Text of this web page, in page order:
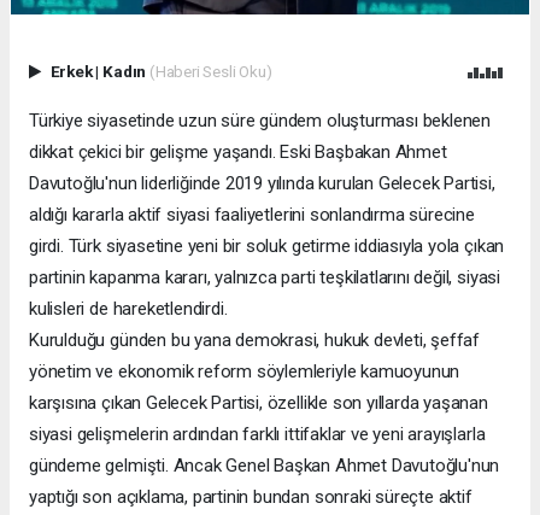
Erkek| Kadın (Haberi Sesli Oku)
Türkiye siyasetinde uzun süre gündem oluşturması beklenen
dikkat çekici bir gelişme yaşandı. Eski Başbakan Ahmet
Davutoğlu'nun liderliğinde 2019 yılında kurulan Gelecek Partisi,
aldığı kararla aktif siyasi faaliyetlerini sonlandırma sürecine
girdi. Türk siyasetine yeni bir soluk getirme iddiasıyla yola çıkan
partinin kapanma kararı, yalnızca parti teşkilatlarını değil, siyasi
kulisleri de hareketlendirdi.
Kurulduğu günden bu yana demokrasi, hukuk devleti, şeffaf
yönetim ve ekonomik reform söylemleriyle kamuoyunun
karşısına çıkan Gelecek Partisi, özellikle son yıllarda yaşanan
siyasi gelişmelerin ardından farklı ittifaklar ve yeni arayışlarla
gündeme gelmişti. Ancak Genel Başkan Ahmet Davutoğlu'nun
yaptığı son açıklama, partinin bundan sonraki süreçte aktif